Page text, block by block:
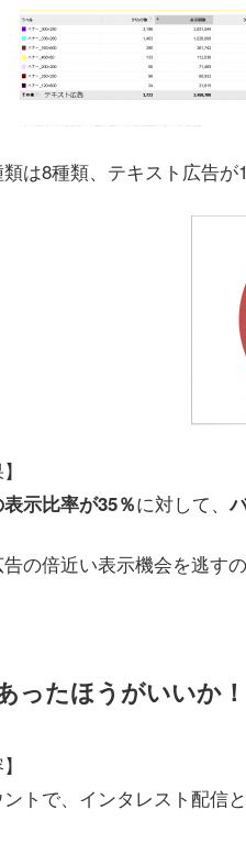
は8種類、テキスト広告が1
示比率が35％に対して、
の倍近い表示機会を逃す
ったほうがいいか
トで、インタレスト配信